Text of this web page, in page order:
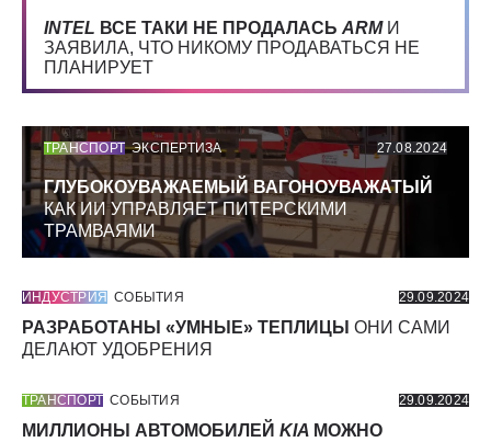
INTEL ВСЕ ТАКИ НЕ ПРОДАЛАСЬ ARMИ
ЗАЯВИЛА, ЧТО НИКОМУ ПРОДАВАТЬСЯ НЕ
ПЛАНИРУЕТ
ТРАНСПОРТ ЭКСПЕРТИЗА 27.08.2024
ГЛУБОКОУВАЖАЕМЫЙ ВАГОНОУВАЖАТЫЙ
КАК ИИ УПРАВЛЯЕТ ПИТЕРСКИМИ
ТРАМВАЯМИ
ИНДУСТРИЯ СОБЫТИЯ 29.09.2024
РАЗРАБОТАНЫ «УМНЫЕ» ТЕПЛИЦЫ ОНИ САМИ
ДЕЛАЮТ УДОБРЕНИЯ
ТРАНСПОРТ СОБЫТИЯ 29.09.2024
МИЛЛИОНЫ АВТОМОБИЛЕЙ KIA МОЖНО